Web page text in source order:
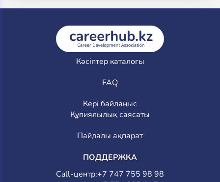
Кәсіптер каталогы
FAQ
Кері байланыс
Құпиялылық саясаты
Пайдалы ақпарат
ПОДДЕРЖКА
Call-центр:+7 747 755 98 98